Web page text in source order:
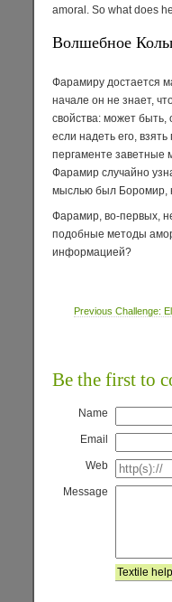
amoral. So what does
Волшебное
Фарамиру достается
начале он не знает,
свойства: может быть,
если надеть его,
пергаменте заветные
Фарамир случайно
мыслью был Боромир,
Фарамир, во-первых,
подобные методы
информацией?
Previous Challenge:
Be the first to
Name
Email
Web
Message
Textile help